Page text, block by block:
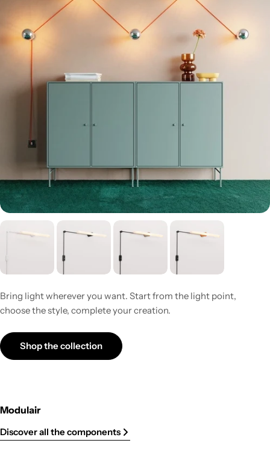
Bring light wherever you want. Start from the light point,
choose the style, complete your creation.
Shop the collection
Modulair
Discover all the components